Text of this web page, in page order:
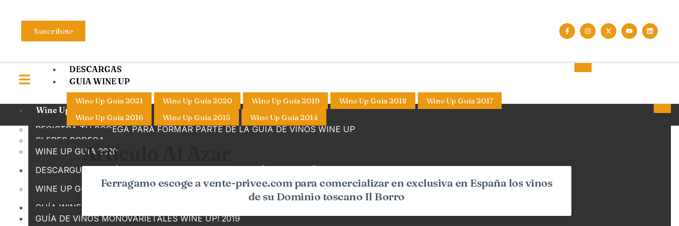
Suscríbete
DESCARGAS
GUIA WINE UP
Wine Up Guía 2021 Wine Up Guía 2020 Wine Up Guía 2019 Wine Up Guía 2018
Wine Up Guía 2017
Wine Up Guía 2016
Wine Up Guía 2015 Wine Up Guía 2014
Artículo Al Azar
Ferragamo escoge a vente-privee.com para comercializar en exclusiva en España los vinos
de su Dominio toscano Il Borro
Wine Up Guide
REGISTRA TU BODEGA PARA FORMAR PARTE DE LA GUÍA DE VINOS WINE UP
SI ERES BODEGA
WINE UP GUÍA 2020
DESCARGUE LA GUÍA WINE UP 2020 ED. ANUAL (EDICIÓN EN ESPAÑOL)
WINE UP GUÍA 2019
GUÍA WINE UP 2019 ED. ANUAL
GUÍA DE VINOS MONOVARIETALES WINE UP! 2019